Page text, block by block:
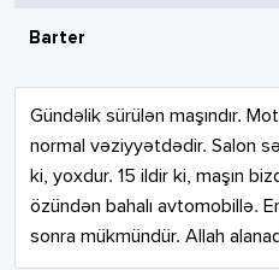
Barter
Gündəlik sürülən maşındır.
normal vəziyyətdədir. Salon
ki, yoxdur. 15 ildir ki, maşın
özündən bahalı avtomobillə.
sonra mükmündür. Allah